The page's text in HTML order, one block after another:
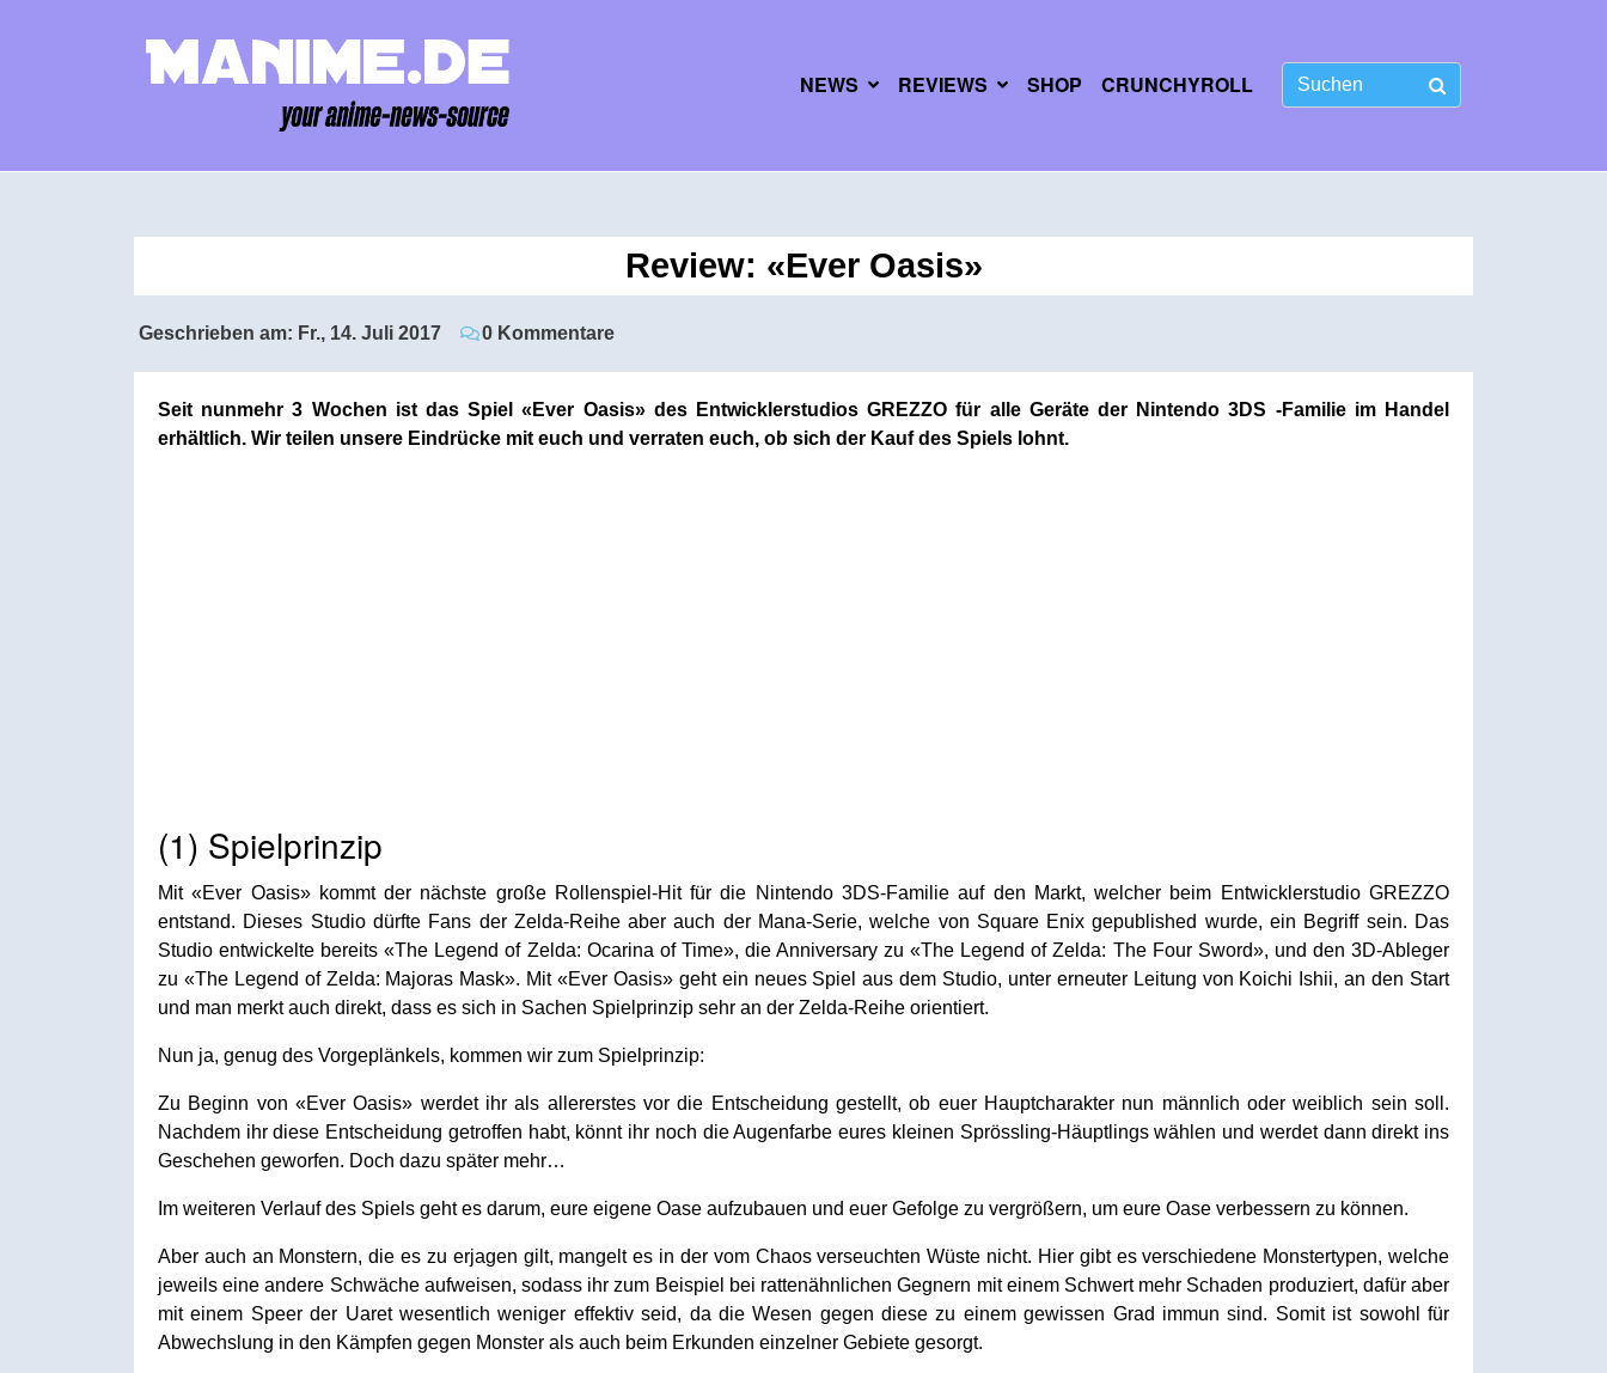
NEWS REVIEWS SHOP CRUNCHYROLL
Review: «Ever Oasis»
Geschrieben am: Fr., 14. Juli 2017 0 Kommentare
Seit nunmehr 3 Wochen ist das Spiel «Ever Oasis» des Entwicklerstudios GREZZO für alle Geräte der Nintendo 3DS -Familie im Handel
erhältlich. Wir teilen unsere Eindrücke mit euch und verraten euch, ob sich der Kauf des Spiels lohnt.
(1) Spielprinzip
Mit «Ever Oasis» kommt der nächste große Rollenspiel-Hit für die Nintendo 3DS-Familie auf den Markt, welcher beim Entwicklerstudio GREZZO
entstand. Dieses Studio dürfte Fans der Zelda-Reihe aber auch der Mana-Serie, welche von Square Enix gepublished wurde, ein Begriff sein. Das
Studio entwickelte bereits «The Legend of Zelda: Ocarina of Time», die Anniversary zu «The Legend of Zelda: The Four Sword», und den 3D-Ableger
zu «The Legend of Zelda: Majoras Mask». Mit «Ever Oasis» geht ein neues Spiel aus dem Studio, unter erneuter Leitung von Koichi Ishii, an den Start
und man merkt auch direkt, dass es sich in Sachen Spielprinzip sehr an der Zelda-Reihe orientiert.
Nun ja, genug des Vorgeplänkels, kommen wir zum Spielprinzip:
Zu Beginn von «Ever Oasis» werdet ihr als allererstes vor die Entscheidung gestellt, ob euer Hauptcharakter nun männlich oder weiblich sein soll.
Nachdem ihr diese Entscheidung getroffen habt, könnt ihr noch die Augenfarbe eures kleinen Sprössling-Häuptlings wählen und werdet dann direkt ins
Geschehen geworfen. Doch dazu später mehr…
Im weiteren Verlauf des Spiels geht es darum, eure eigene Oase aufzubauen und euer Gefolge zu vergrößern, um eure Oase verbessern zu können.
Aber auch an Monstern, die es zu erjagen gilt, mangelt es in der vom Chaos verseuchten Wüste nicht. Hier gibt es verschiedene Monstertypen, welche
jeweils eine andere Schwäche aufweisen, sodass ihr zum Beispiel bei rattenähnlichen Gegnern mit einem Schwert mehr Schaden produziert, dafür aber
mit einem Speer der Uaret wesentlich weniger effektiv seid, da die Wesen gegen diese zu einem gewissen Grad immun sind. Somit ist sowohl für
Abwechslung in den Kämpfen gegen Monster als auch beim Erkunden einzelner Gebiete gesorgt.